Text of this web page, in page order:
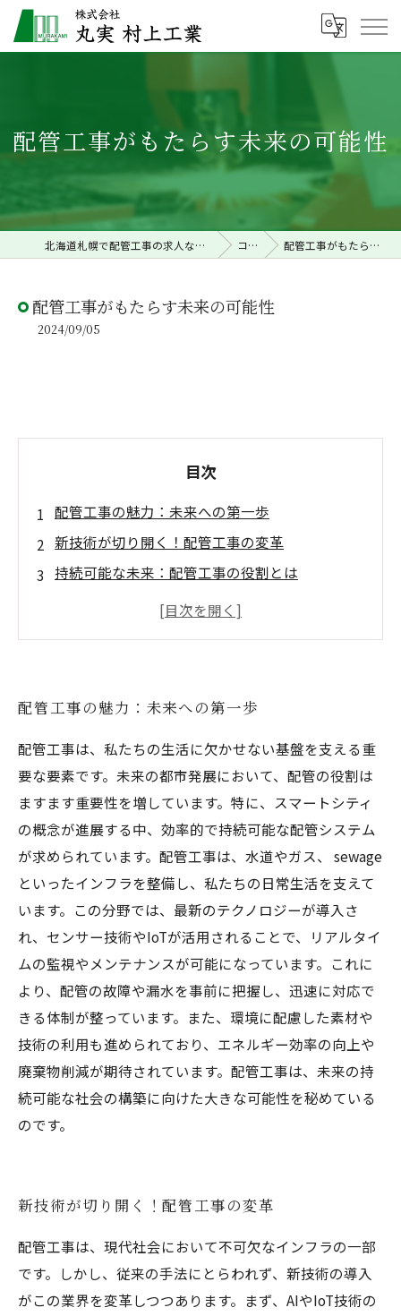
配管工事がもたらす未来の可能性
北海道札幌で配管工事の求人なら株式会社丸実村上工業 コラム 配管工事がもたらす未来の可能性
配管工事がもたらす未来の可能性
2024/09/05
目次
配管工事の魅力：未来への第一歩
新技術が切り開く！配管工事の変革
持続可能な未来：配管工事の役割とは
配管工事がもたらす経済の活性化
配管工事の未来：私たちの手で築く新しい世界
配管工事の魅力：未来への第一歩
配管工事は、私たちの生活に欠かせない基盤を支える重
要な要素です。未来の都市発展において、配管の役割は
ますます重要性を増しています。特に、スマートシティ
の概念が進展する中、効率的で持続可能な配管システム
が求められています。配管工事は、水道やガス、 sewage
といったインフラを整備し、私たちの日常生活を支えて
います。この分野では、最新のテクノロジーが導入さ
れ、センサー技術やIoTが活用されることで、リアルタイ
ムの監視やメンテナンスが可能になっています。これに
より、配管の故障や漏水を事前に把握し、迅速に対応で
きる体制が整っています。また、環境に配慮した素材や
技術の利用も進められており、エネルギー効率の向上や
廃棄物削減が期待されています。配管工事は、未来の持
続可能な社会の構築に向けた大きな可能性を秘めている
のです。
新技術が切り開く！配管工事の変革
配管工事は、現代社会において不可欠なインフラの一部
です。しかし、従来の手法にとらわれず、新技術の導入
がこの業界を変革しつつあります。まず、AIやIoT技術の